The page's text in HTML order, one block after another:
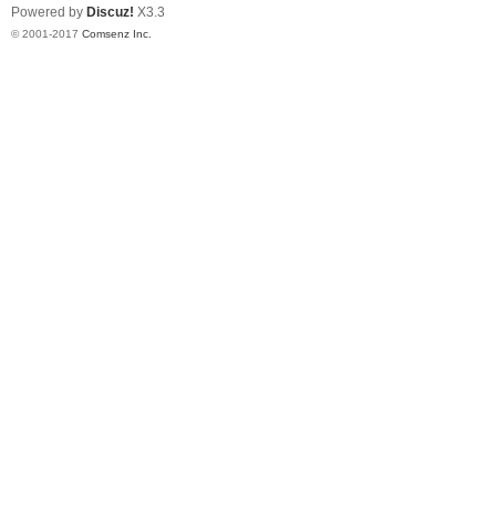
Powered by Discuz! X3.3
© 2001-2017 Comsenz Inc.